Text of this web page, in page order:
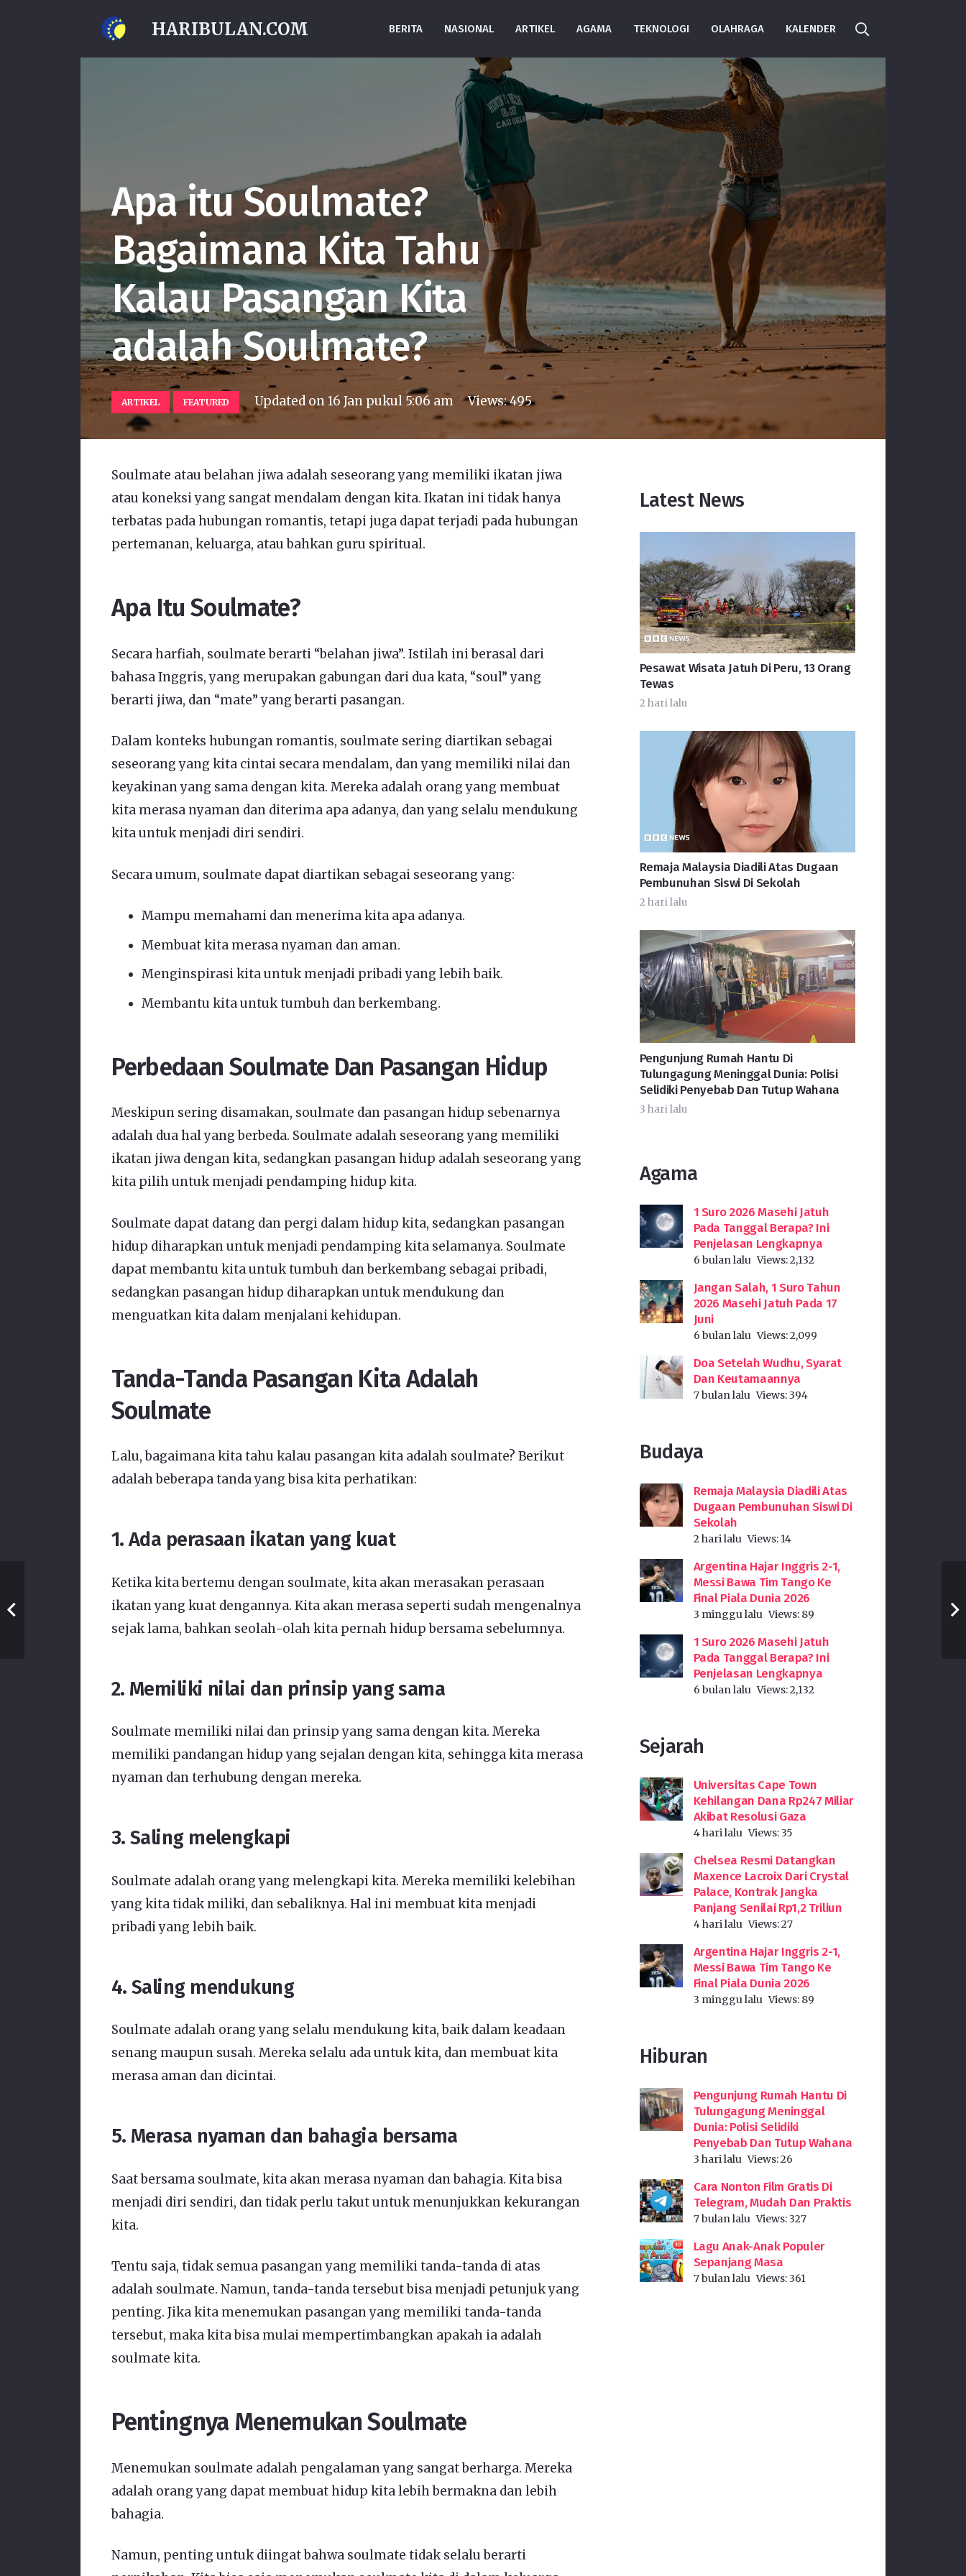
HARIBULAN.COM BERITA NASIONAL ARTIKEL AGAMA TEKNOLOGI OLAHRAGA KALENDER
Apa itu Soulmate?
Bagaimana Kita Tahu
Kalau Pasangan Kita
adalah Soulmate?
ARTIKEL FEATURED Updated on16 Jan pukul 5:06 am Views:495
Soulmate atau belahan jiwa adalah seseorang yang memiliki ikatan jiwa
atau koneksi yang sangat mendalam dengan kita. Ikatan ini tidak hanya
terbatas pada hubungan romantis, tetapi juga dapat terjadi pada hubungan
pertemanan, keluarga, atau bahkan guru spiritual.
Apa Itu Soulmate?
Secara harfiah, soulmate berarti “belahan jiwa”. Istilah ini berasal dari
bahasa Inggris, yang merupakan gabungan dari dua kata, “soul” yang
berarti jiwa, dan “mate” yang berarti pasangan.
Dalam konteks hubungan romantis, soulmate sering diartikan sebagai
seseorang yang kita cintai secara mendalam, dan yang memiliki nilai dan
keyakinan yang sama dengan kita. Mereka adalah orang yang membuat
kita merasa nyaman dan diterima apa adanya, dan yang selalu mendukung
kita untuk menjadi diri sendiri.
Secara umum, soulmate dapat diartikan sebagai seseorang yang:
Mampu memahami dan menerima kita apa adanya.
Membuat kita merasa nyaman dan aman.
Menginspirasi kita untuk menjadi pribadi yang lebih baik.
Membantu kita untuk tumbuh dan berkembang.
Perbedaan Soulmate Dan Pasangan Hidup
Meskipun sering disamakan, soulmate dan pasangan hidup sebenarnya
adalah dua hal yang berbeda. Soulmate adalah seseorang yang memiliki
ikatan jiwa dengan kita, sedangkan pasangan hidup adalah seseorang yang
kita pilih untuk menjadi pendamping hidup kita.
Soulmate dapat datang dan pergi dalam hidup kita, sedangkan pasangan
hidup diharapkan untuk menjadi pendamping kita selamanya. Soulmate
dapat membantu kita untuk tumbuh dan berkembang sebagai pribadi,
sedangkan pasangan hidup diharapkan untuk mendukung dan
menguatkan kita dalam menjalani kehidupan.
Tanda-Tanda Pasangan Kita Adalah
Soulmate
Lalu, bagaimana kita tahu kalau pasangan kita adalah soulmate? Berikut
adalah beberapa tanda yang bisa kita perhatikan:
1. Ada perasaan ikatan yang kuat
Ketika kita bertemu dengan soulmate, kita akan merasakan perasaan
ikatan yang kuat dengannya. Kita akan merasa seperti sudah mengenalnya
sejak lama, bahkan seolah-olah kita pernah hidup bersama sebelumnya.
2. Memiliki nilai dan prinsip yang sama
Soulmate memiliki nilai dan prinsip yang sama dengan kita. Mereka
memiliki pandangan hidup yang sejalan dengan kita, sehingga kita merasa
nyaman dan terhubung dengan mereka.
3. Saling melengkapi
Soulmate adalah orang yang melengkapi kita. Mereka memiliki kelebihan
yang kita tidak miliki, dan sebaliknya. Hal ini membuat kita menjadi
pribadi yang lebih baik.
4. Saling mendukung
Soulmate adalah orang yang selalu mendukung kita, baik dalam keadaan
senang maupun susah. Mereka selalu ada untuk kita, dan membuat kita
merasa aman dan dicintai.
5. Merasa nyaman dan bahagia bersama
Saat bersama soulmate, kita akan merasa nyaman dan bahagia. Kita bisa
menjadi diri sendiri, dan tidak perlu takut untuk menunjukkan kekurangan
kita.
Tentu saja, tidak semua pasangan yang memiliki tanda-tanda di atas
adalah soulmate. Namun, tanda-tanda tersebut bisa menjadi petunjuk yang
penting. Jika kita menemukan pasangan yang memiliki tanda-tanda
tersebut, maka kita bisa mulai mempertimbangkan apakah ia adalah
soulmate kita.
Pentingnya Menemukan Soulmate
Menemukan soulmate adalah pengalaman yang sangat berharga. Mereka
adalah orang yang dapat membuat hidup kita lebih bermakna dan lebih
bahagia.
Namun, penting untuk diingat bahwa soulmate tidak selalu berarti
Latest News
Pesawat Wisata Jatuh Di Peru, 13 Orang
Tewas
2 hari lalu
Remaja Malaysia Diadili Atas Dugaan
Pembunuhan Siswi Di Sekolah
2 hari lalu
Pengunjung Rumah Hantu Di
Tulungagung Meninggal Dunia: Polisi
Selidiki Penyebab Dan Tutup Wahana
3 hari lalu
Agama
1 Suro 2026 Masehi Jatuh
Pada Tanggal Berapa? Ini
Penjelasan Lengkapnya
6 bulan lalu Views:2,132
Jangan Salah, 1 Suro Tahun
2026 Masehi Jatuh Pada 17
Juni
6 bulan lalu Views:2,099
Doa Setelah Wudhu, Syarat
Dan Keutamaannya
7 bulan lalu Views:394
Budaya
Remaja Malaysia Diadili Atas
Dugaan Pembunuhan Siswi Di
Sekolah
2 hari lalu Views: 14
Argentina Hajar Inggris 2-1,
Messi Bawa Tim Tango Ke
Final Piala Dunia 2026
3 minggu lalu Views: 89
1 Suro 2026 Masehi Jatuh
Pada Tanggal Berapa? Ini
Penjelasan Lengkapnya
6 bulan lalu Views:2,132
Sejarah
Universitas Cape Town
Kehilangan Dana Rp247 Miliar
Akibat Resolusi Gaza
4 hari lalu Views:35
Chelsea Resmi Datangkan
Maxence Lacroix Dari Crystal
Palace, Kontrak Jangka
Panjang Senilai Rp1,2 Triliun
4 hari lalu Views:27
Argentina Hajar Inggris 2-1,
Messi Bawa Tim Tango Ke
Final Piala Dunia 2026
3 minggu lalu Views: 89
Hiburan
Pengunjung Rumah Hantu Di
Tulungagung Meninggal
Dunia: Polisi Selidiki
Penyebab Dan Tutup Wahana
3 hari lalu Views:26
Cara Nonton Film Gratis Di
Telegram, Mudah Dan Praktis
7 bulan lalu Views:327
Lagu Anak-Anak Populer
Sepanjang Masa
7 bulan lalu Views:361